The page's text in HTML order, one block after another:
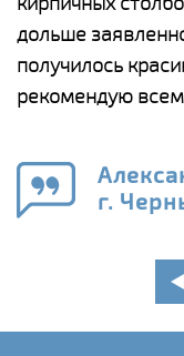
дольше
получилось
рекомендую
г.